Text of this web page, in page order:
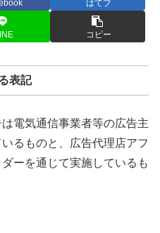
はてブ
コピー
表記
電気通信事業者等の広告主
るものと、広告代理店アフ
ーを通じて実施しているも